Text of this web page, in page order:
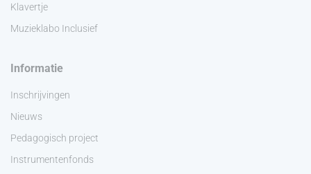
Klavertje
Muzieklabo Inclusief
Informatie
Inschrijvingen
Nieuws
Pedagogisch project
Instrumentenfonds